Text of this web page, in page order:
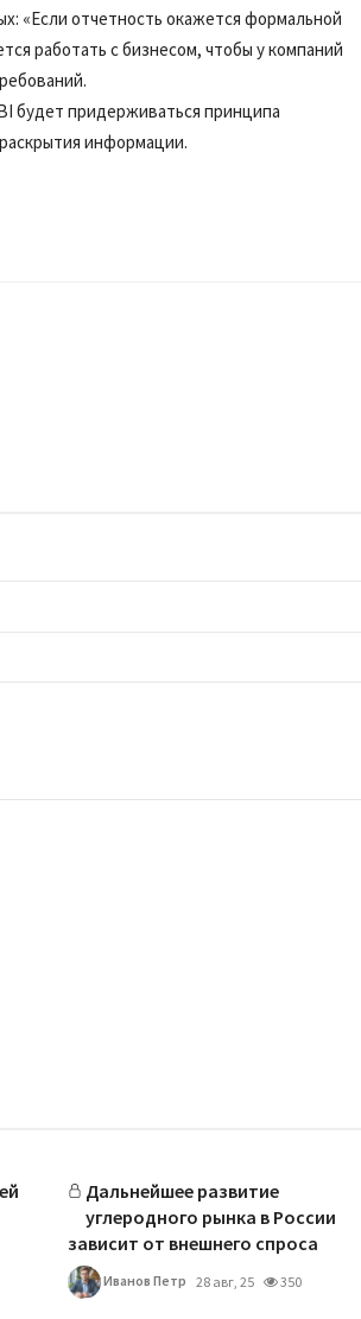
«Если отчетность окажется формальной
работать с бизнесом, чтобы у компаний
будет придерживаться принципа
информации.
Дальнейшее развитие
углеродного рынка в России
зависит от внешнего спроса
Иванов Петр 28 авг, 25 350